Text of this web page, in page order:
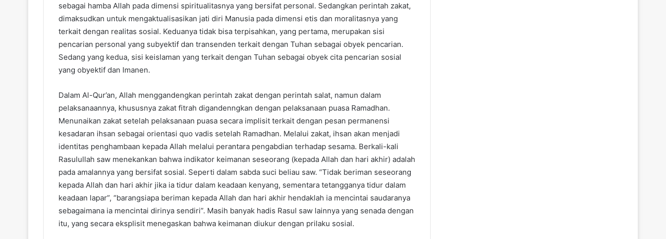
sebagai hamba Allah pada dimensi spiritualitasnya yang bersifat personal. Sedangkan perintah zakat,
dimaksudkan untuk mengaktualisasikan jati diri Manusia pada dimensi etis dan moralitasnya yang
terkait dengan realitas sosial. Keduanya tidak bisa terpisahkan, yang pertama, merupakan sisi
pencarian personal yang subyektif dan transenden terkait dengan Tuhan sebagai obyek pencarian.
Sedang yang kedua, sisi keislaman yang terkait dengan Tuhan sebagai obyek cita pencarian sosial
yang obyektif dan Imanen.
Dalam Al-Qur’an, Allah menggandengkan perintah zakat dengan perintah salat, namun dalam
pelaksanaannya, khususnya zakat fitrah digandenngkan dengan pelaksanaan puasa Ramadhan.
Menunaikan zakat setelah pelaksanaan puasa secara implisit terkait dengan pesan permanensi
kesadaran ihsan sebagai orientasi quo vadis setelah Ramadhan. Melalui zakat, ihsan akan menjadi
identitas penghambaan kepada Allah melalui perantara pengabdian terhadap sesama. Berkali-kali
Rasulullah saw menekankan bahwa indikator keimanan seseorang (kepada Allah dan hari akhir) adalah
pada amalannya yang bersifat sosial. Seperti dalam sabda suci beliau saw. “Tidak beriman seseorang
kepada Allah dan hari akhir jika ia tidur dalam keadaan kenyang, sementara tetangganya tidur dalam
keadaan lapar”, “barangsiapa beriman kepada Allah dan hari akhir hendaklah ia mencintai saudaranya
sebagaimana ia mencintai dirinya sendiri”. Masih banyak hadis Rasul saw lainnya yang senada dengan
itu, yang secara eksplisit menegaskan bahwa keimanan diukur dengan prilaku sosial.